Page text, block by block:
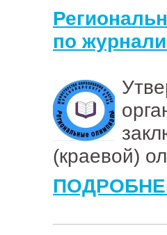
по
(краевой)